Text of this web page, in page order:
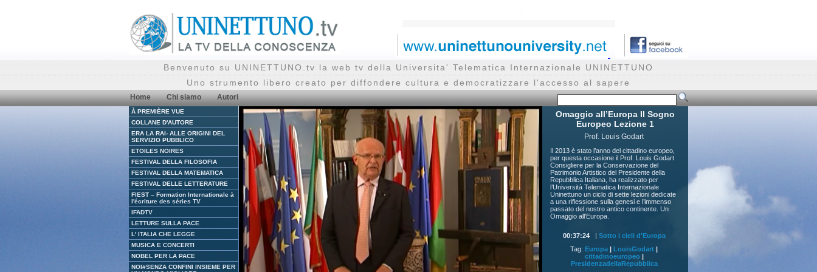
Benvenuto su UNINETTUNO.tv la web tv della Universita' Telematica Internazionale UNINETTUNO
Uno strumento libero creato per diffondere cultura e democratizzare l'accesso al sapere
Home Chi siamo Autori
À PREMIÈRE VUE
COLLANE D'AUTORE
ERA LA RAI- ALLE ORIGINI DEL
SERVIZIO PUBBLICO
ETOILES NOIRES
FESTIVAL DELLA FILOSOFIA
FESTIVAL DELLA MATEMATICA
FESTIVAL DELLE LETTERATURE
FIEST – Formation Internationale à
l'écriture des séries TV
IFADTV
LETTURE SULLA PACE
L' ITALIA CHE LEGGE
MUSICA E CONCERTI
NOBEL PER LA PACE
NOI#SENZA CONFINI INSIEME PER
Omaggio all’Europa Il Sogno
Europeo Lezione 1
Prof. Louis Godart
Il 2013 è stato l’anno del cittadino europeo,
per questa occasione il Prof. Louis Godart
Consigliere per la Conservazione del
Patrimonio Artistico del Presidente della
Repubblica Italiana, ha realizzato per
l’Università Telematica Internazionale
Uninettuno un ciclo di sette lezioni dedicate
a una riflessione sulla genesi e l’immenso
passato del nostro antico continente. Un
Omaggio all’Europa.
00:37:24| Sotto i cieli d'Europa
Tag: Europa | LouisGodart |
cittadinoeuropeo|
PresidenzadellaRepubblica